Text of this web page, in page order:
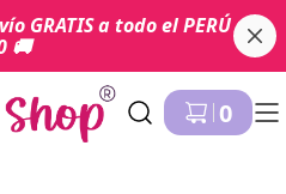
GRATISa todo el PERÚ por
🚚
0